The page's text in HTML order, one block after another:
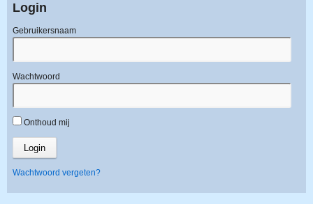
Login
Gebruikersnaam
Wachtwoord
Onthoud mij
Wachtwoord vergeten?